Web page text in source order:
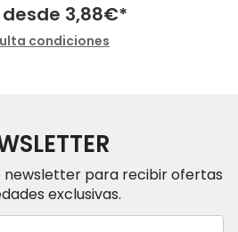
desde 3,88€*
condiciones
newsletter para recibir ofertas
exclusivas.